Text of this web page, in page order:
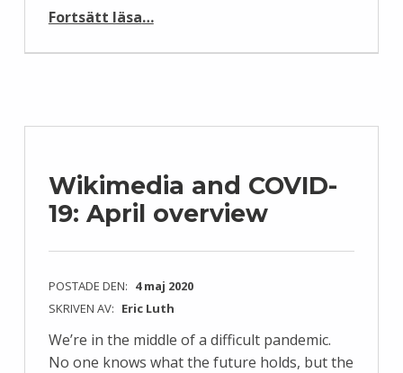
Fortsätt läsa…
Wikimedia and COVID-
19: April overview
POSTADE DEN: 4 maj 2020
SKRIVEN AV: Eric Luth
We’re in the middle of a difficult pandemic.
No one knows what the future holds, but the